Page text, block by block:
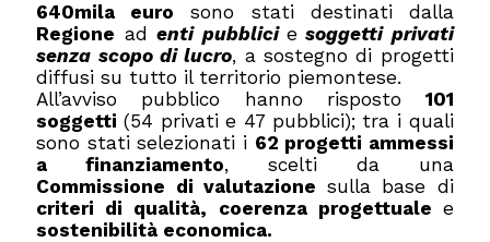
640mila euro sono stati destinati dalla
Regione adenti pubblici e soggetti privati
senza scopo di lucro, a sostegno di progetti
diffusi su tutto il territorio piemontese.
All’avviso pubblico hanno risposto 101
soggetti (54 privati e 47 pubblici); tra i quali
sono stati selezionati i 62 progetti ammessi
a finanziamento, scelti da una
Commissione di valutazione sulla base di
criteri di qualità, coerenza progettuale e
sostenibilità economica.